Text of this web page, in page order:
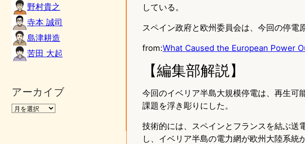
野村貴之
寺本 誠司
島津耕造
苦田 大起
アーカイブ
している。
スペイン政府と欧州委員会は、今回の停電
from:What Caused the European Power
【編集部解説】
今回のイベリア半島大規模停電は、再生可
課題を浮き彫りにした。
技術的には、スペインとフランスを結ぶ送
し、イベリア半島の電力網が欧州大陸系